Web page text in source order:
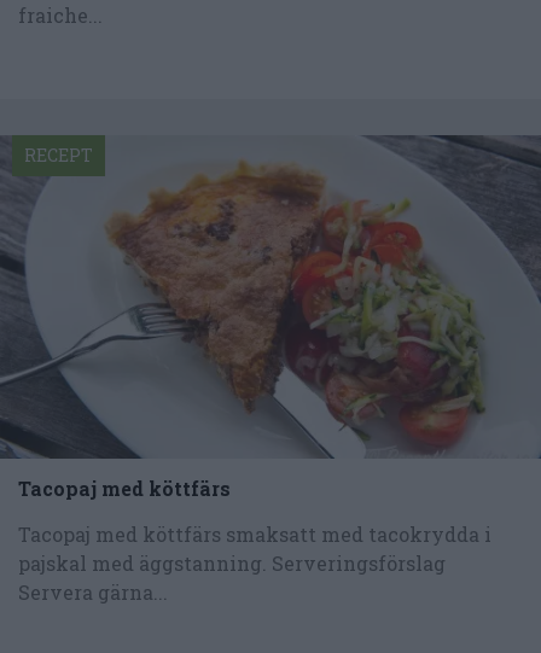
fraiche...
Tacopaj med köttfärs
Tacopaj med köttfärs smaksatt med tacokrydda i
pajskal med äggstanning. Serveringsförslag
Servera gärna...
RECEPT